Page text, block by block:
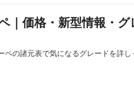
｜価格・新型情報・
の諸元表で気になるグレードを詳